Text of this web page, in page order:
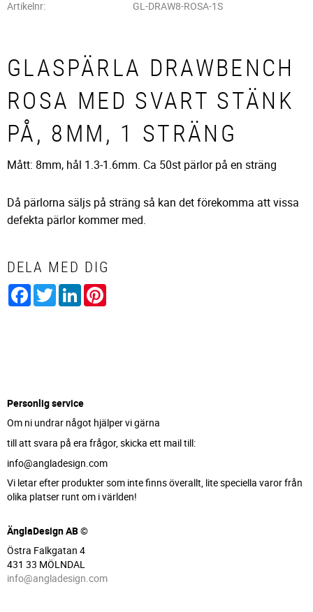
Artikelnr
GL-DRAW8-ROSA-1S
GLASPÄRLA DRAWBENCH
ROSA MED SVART STÄNK
PÅ, 8MM, 1 STRÄNG
Mått: 8mm, hål 1.3-1.6mm. Ca 50st pärlor på en sträng
Då pärlorna säljs på sträng så kan det förekomma att vissa
defekta pärlor kommer med.
DELA MED DIG
Facebook
TwitterLinkedIn
Personlig service
Om ni undrar något hjälper vi gärna
till att svara på era frågor, skicka ett mail till:
info@angladesign.com
Vi letar efter produkter som inte finns överallt, lite speciella varor från
olika platser runt om i världen!
ÄnglaDesign AB ©
Östra Falkgatan 4
431 33 MÖLNDAL
info@angladesign.com